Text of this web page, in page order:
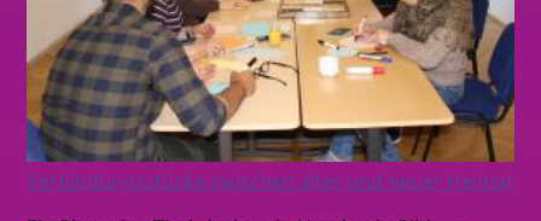
Verbindungsstücke zwischen alter und neuer Heimat